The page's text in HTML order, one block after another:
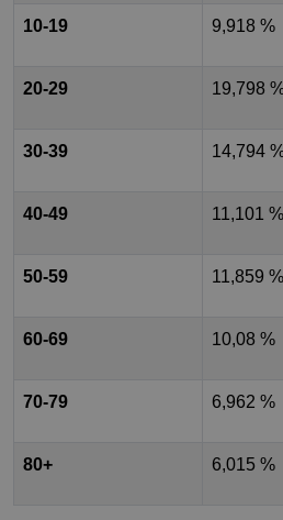
10-19 9,918 %
20-29 19,798
30-39 14,794
40-49 11,101 %
50-59 11,859 %
60-69 10,08 %
70-79 6,962 %
80+ 6,015 %